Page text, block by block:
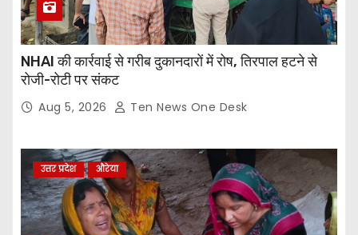
NHAI की कार्रवाई से गरीब दुकानदारों में रोष, तिरपाल हटने से
रोजी-रोटी पर संकट
Aug 5, 2026 Ten News One Desk
उत्तर प्रदेश औरेया